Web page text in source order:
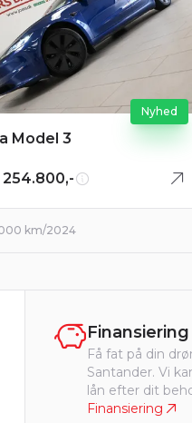
Nyhed
Model 3
254.800,-
km/2024
Få fat på din
Santander. Vi
lån efter dit
Finansiering